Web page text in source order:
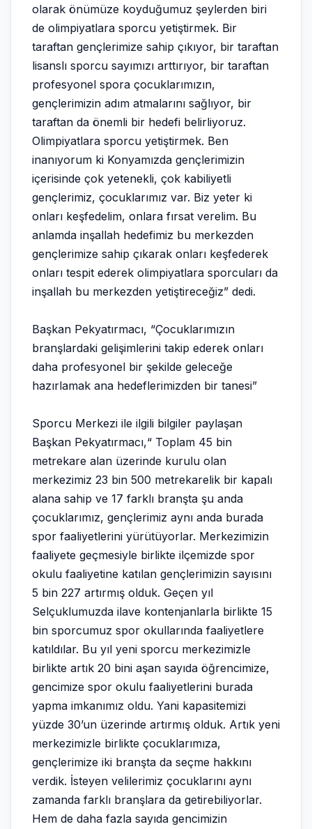
olarak önümüze koyduğumuz şeylerden biri
de olimpiyatlara sporcu yetiştirmek. Bir
taraftan gençlerimize sahip çıkıyor, bir taraftan
lisanslı sporcu sayımızı arttırıyor, bir taraftan
profesyonel spora çocuklarımızın,
gençlerimizin adım atmalarını sağlıyor, bir
taraftan da önemli bir hedefi belirliyoruz.
Olimpiyatlara sporcu yetiştirmek. Ben
inanıyorum ki Konyamızda gençlerimizin
içerisinde çok yetenekli, çok kabiliyetli
gençlerimiz, çocuklarımız var. Biz yeter ki
onları keşfedelim, onlara fırsat verelim. Bu
anlamda inşallah hedefimiz bu merkezden
gençlerimize sahip çıkarak onları keşfederek
onları tespit ederek olimpiyatlara sporcuları da
inşallah bu merkezden yetiştireceğiz” dedi.
Başkan Pekyatırmacı, “Çocuklarımızın
branşlardaki gelişimlerini takip ederek onları
daha profesyonel bir şekilde geleceğe
hazırlamak ana hedeflerimizden bir tanesi”
Sporcu Merkezi ile ilgili bilgiler paylaşan
Başkan Pekyatırmacı,“ Toplam 45 bin
metrekare alan üzerinde kurulu olan
merkezimiz 23 bin 500 metrekarelik bir kapalı
alana sahip ve 17 farklı branşta şu anda
çocuklarımız, gençlerimiz aynı anda burada
spor faaliyetlerini yürütüyorlar. Merkezimizin
faaliyete geçmesiyle birlikte ilçemizde spor
okulu faaliyetine katılan gençlerimizin sayısını
5 bin 227 artırmış olduk. Geçen yıl
Selçuklumuzda ilave kontenjanlarla birlikte 15
bin sporcumuz spor okullarında faaliyetlere
katıldılar. Bu yıl yeni sporcu merkezimizle
birlikte artık 20 bini aşan sayıda öğrencimize,
gencimize spor okulu faaliyetlerini burada
yapma imkanımız oldu. Yani kapasitemizi
yüzde 30’un üzerinde artırmış olduk. Artık yeni
merkezimizle birlikte çocuklarımıza,
gençlerimize iki branşta da seçme hakkını
verdik. İsteyen velilerimiz çocuklarını aynı
zamanda farklı branşlara da getirebiliyorlar.
Hem de daha fazla sayıda gencimizin